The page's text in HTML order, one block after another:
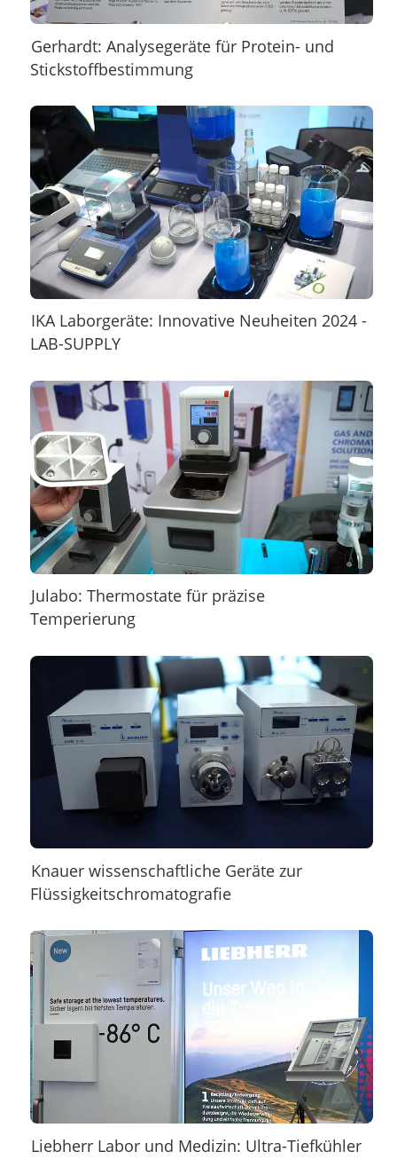
Gerhardt: Analysegeräte für Protein- und
Stickstoffbestimmung
IKA Laborgeräte: Innovative Neuheiten 2024 -
LAB-SUPPLY
Julabo: Thermostate für präzise
Temperierung
Knauer wissenschaftliche Geräte zur
Flüssigkeitschromatografie
Liebherr Labor und Medizin: Ultra-Tiefkühler